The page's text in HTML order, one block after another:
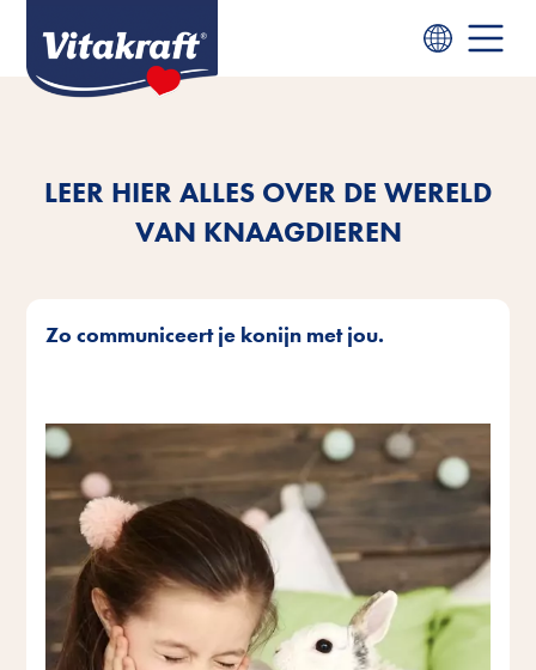
LEER HIER ALLES OVER DE WERELD
VAN KNAAGDIEREN
Zo communiceert je konijn met jou.